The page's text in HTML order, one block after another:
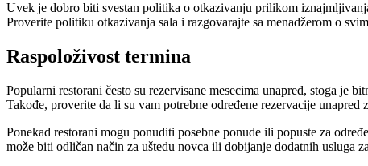
Uvek je dobro biti svestan politika o otkazivanju prilikom
Proverite politiku otkazivanja sala i razgovarajte sa menadžerom o
Raspoloživost termina
Popularni restorani često su rezervisane mesecima unapred, stoga je
Takođe, proverite da li su vam potrebne određene rezervacije
Ponekad restorani mogu ponuditi posebne ponude ili popuste za
može biti odličan način za uštedu novca ili dobijanje dodatnih usluga